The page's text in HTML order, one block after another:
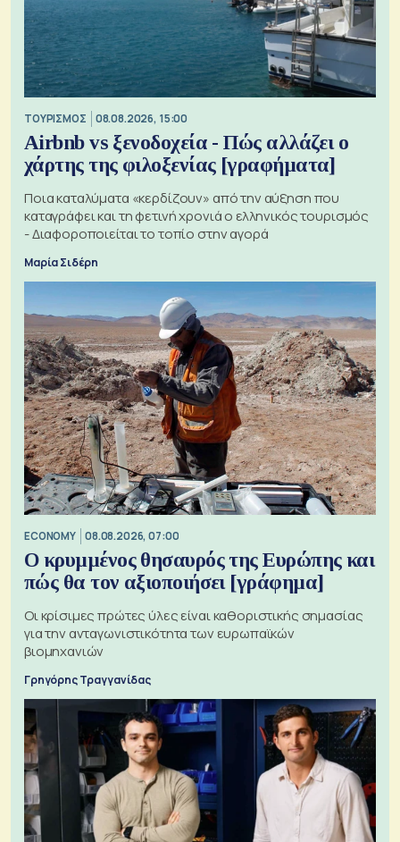
ΤΟΥΡΙΣΜΟΣ 08.08.2026, 15:00
Airbnb vs ξενοδοχεία - Πώς αλλάζει ο
χάρτης της φιλοξενίας [γραφήματα]
Ποια καταλύματα «κερδίζουν» από την αύξηση που
καταγράφει και τη φετινή χρονιά ο ελληνικός τουρισμός
- Διαφοροποιείται το τοπίο στην αγορά
Μαρία Σιδέρη
ECONOMY 08.08.2026, 07:00
Ο κρυμμένος θησαυρός της Ευρώπης και
πώς θα τον αξιοποιήσει [γράφημα]
Οι κρίσιμες πρώτες ύλες είναι καθοριστικής σημασίας
για την ανταγωνιστικότητα των ευρωπαϊκών
βιομηχανιών
Γρηγόρης Τραγγανίδας